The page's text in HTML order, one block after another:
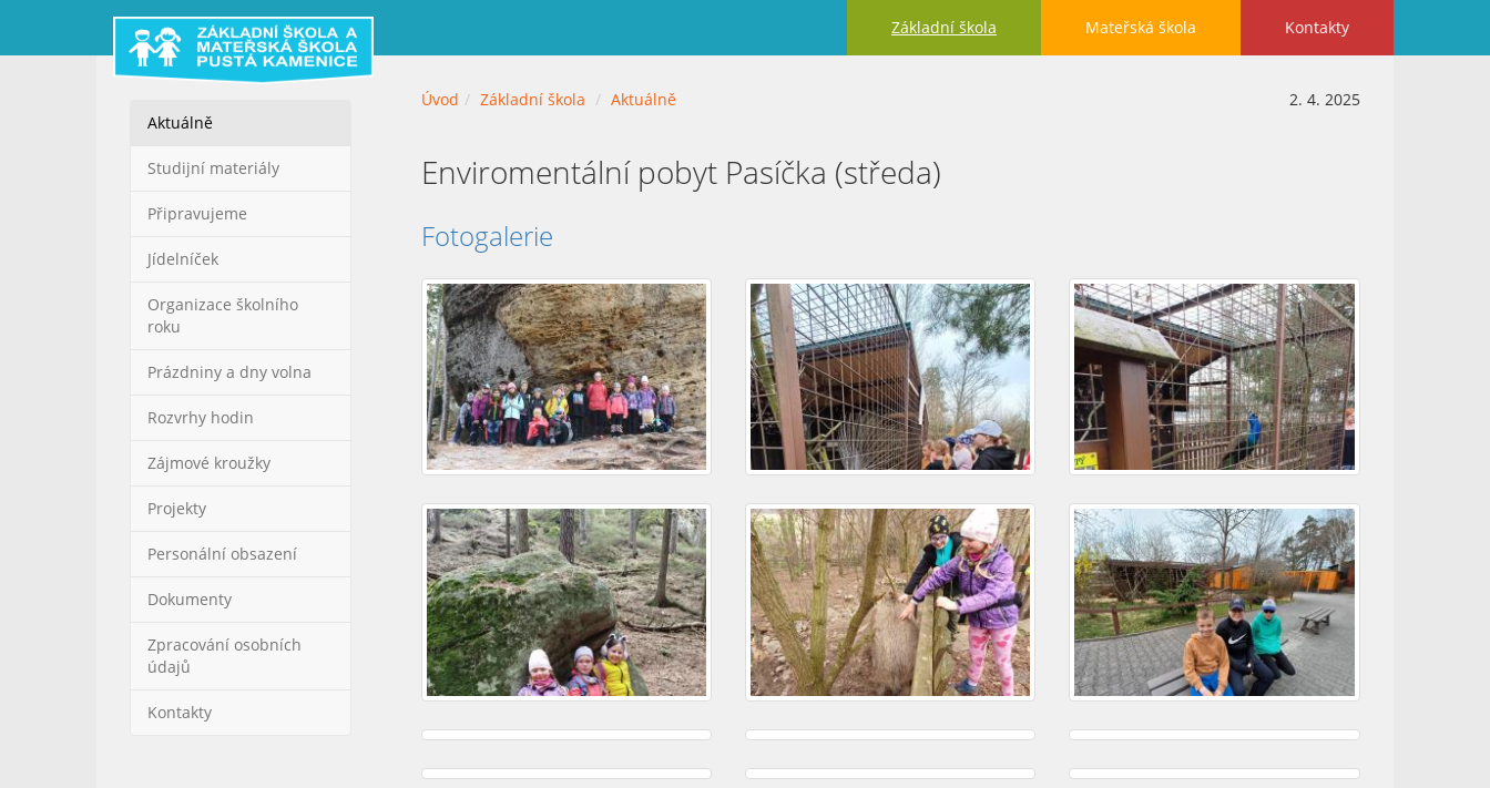
Základní škola Mateřská škola Kontakty
Aktuálně
Studijní materiály
Připravujeme
Jídelníček
Organizace školního
roku
Prázdniny a dny volna
Rozvrhy hodin
Zájmové kroužky
Projekty
Personální obsazení
Dokumenty
Zpracování osobních
údajů
Kontakty
Úvod Základní škola Aktuálně 2. 4. 2025
Enviromentální pobyt Pasíčka (středa)
Fotogalerie